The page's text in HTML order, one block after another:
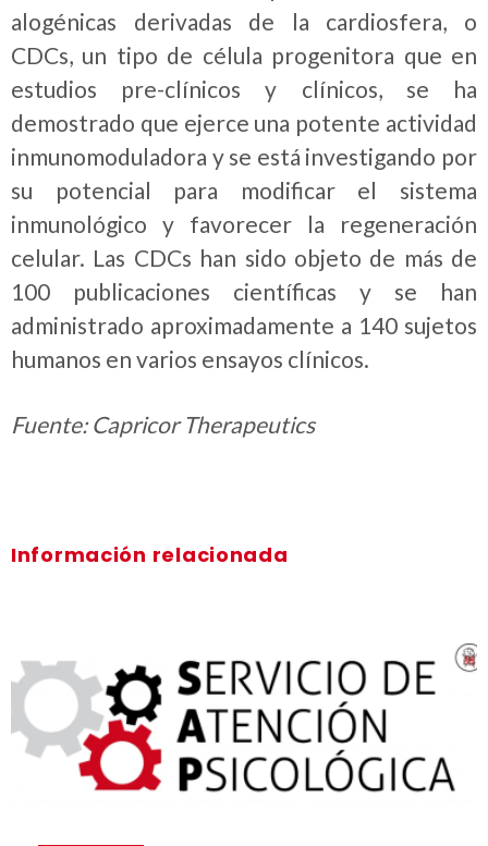
alogénicas derivadas de la cardiosfera, o
CDCs, un tipo de célula progenitora que en
estudios pre-clínicos y clínicos, se ha
demostrado que ejerce una potente actividad
inmunomoduladora y se está investigando por
su potencial para modificar el sistema
inmunológico y favorecer la regeneración
celular. Las CDCs han sido objeto de más de
100 publicaciones científicas y se han
administrado aproximadamente a 140 sujetos
humanos en varios ensayos clínicos.
Fuente: Capricor Therapeutics
Información relacionada